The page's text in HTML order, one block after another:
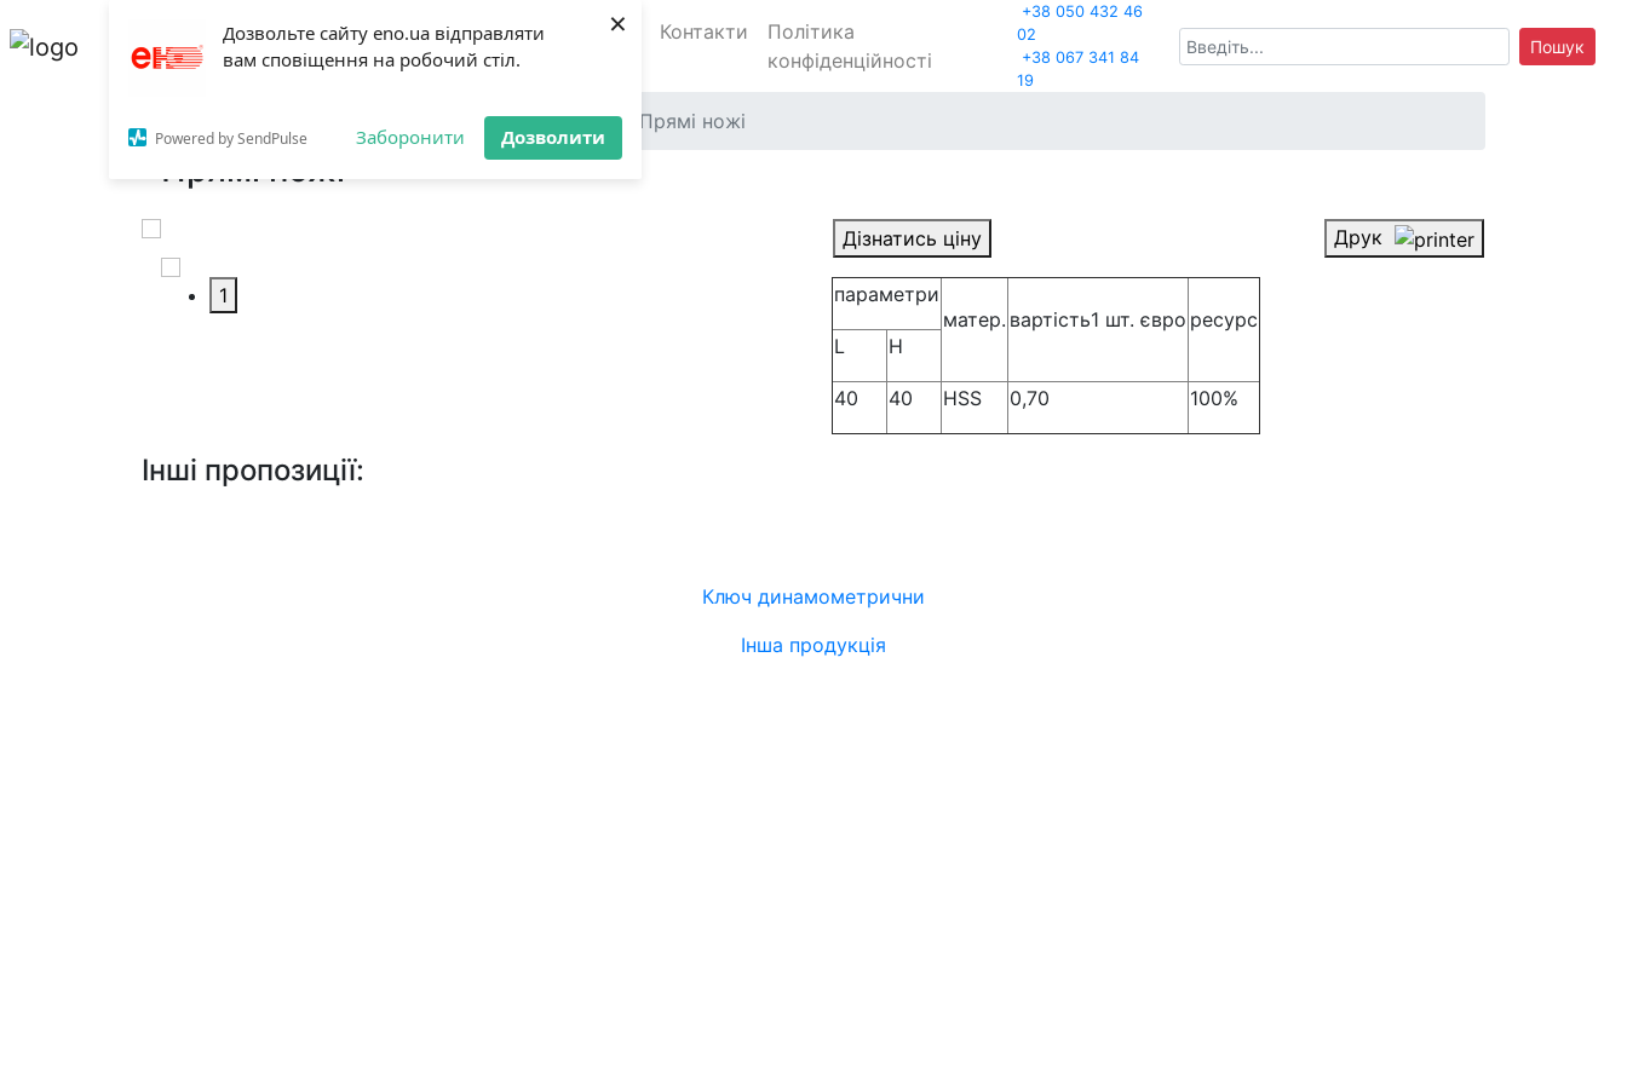
Дозвольте сайту eno.ua відправляти
вам сповіщення на робочий стіл.
Powered by SendPulse Заборонити Дозволити
×
+38 067 341 84
Категорії Оренда
Про
нас
Акції Контакти
Політика
конфіденційності
+38 050 432 46
02
+38 067 341 84
19
Пошук
Інструменти для деревообробки Прямі ножі
Прямі ножі
1
Дізнатись ціну Друк
параметри
матер. вартість1 шт. євро ресурс
L
H
40 40 HSS 0,70 100%
Інші пропозиції:
Ключ динамометрични
Інша продукція